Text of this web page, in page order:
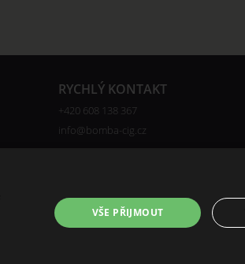
RYCHLÝ KONTAKT
+420 608 138 367
info@bomba-cig.cz
VŠE PŘIJMOUT